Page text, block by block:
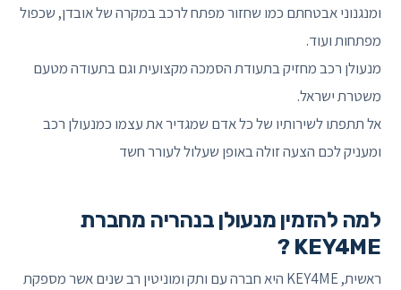
ומנגנוני אבטחתם כמו שחזור מפתח לרכב במקרה של אובדן, שכפול
מפתחות ועוד.
מנעולן רכב מחזיק בתעודת הסמכה מקצועית וגם בתעודה מטעם
משטרת ישראל.
אל תתפתו לשירותיו של כל אדם שמגדיר את עצמו כמנעולן רכב
ומעניק לכם הצעה זולה באופן שעלול לעורר חשד
למה להזמין מנעולן בנהריה מחברת
KEY4ME ?
ראשית, KEY4ME היא חברה עם ותק ומוניטין רב שנים אשר מספקת